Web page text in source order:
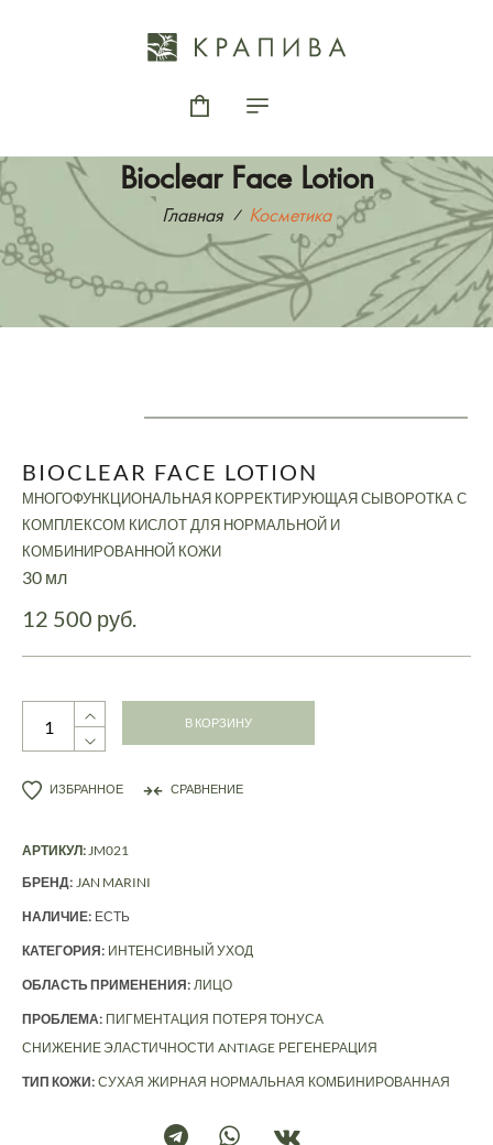
Bioclear Face Lotion
Главная Косметика
BIOCLEAR FACE LOTION
МНОГОФУНКЦИОНАЛЬНАЯ КОРРЕКТИРУЮЩАЯ СЫВОРОТКА С
КОМПЛЕКСОМ КИСЛОТ ДЛЯ НОРМАЛЬНОЙ И
КОМБИНИРОВАННОЙ КОЖИ
30 мл
12 500 руб.
В КОРЗИНУ
ИЗБРАННОЕ СРАВНЕНИЕ
АРТИКУЛ:JM021
БРЕНД: JAN MARINI
НАЛИЧИЕ: ЕСТЬ
КАТЕГОРИЯ: ИНТЕНСИВНЫЙ УХОД
ОБЛАСТЬ ПРИМЕНЕНИЯ: ЛИЦО
ПРОБЛЕМА: ПИГМЕНТАЦИЯ ПОТЕРЯ ТОНУСА
СНИЖЕНИЕ ЭЛАСТИЧНОСТИ ANTIAGE РЕГЕНЕРАЦИЯ
ТИП КОЖИ: СУХАЯ ЖИРНАЯ НОРМАЛЬНАЯ КОМБИНИРОВАННАЯ